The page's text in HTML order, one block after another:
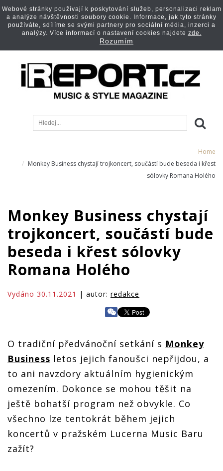
Home
Monkey Business chystají trojkoncert, součástí bude beseda i křest
sólovky Romana Holého
Monkey Business chystají
trojkoncert, součástí bude
beseda i křest sólovky
Romana Holého
Vydáno 30.11.2021 | autor: redakce
O tradiční předvánoční setkání s Monkey
Business letos jejich fanoušci nepřijdou, a
to ani navzdory aktuálním hygienickým
omezením. Dokonce se mohou těšit na
ještě bohatší program než obvykle. Co
všechno lze tentokrát během jejich
koncertů v pražském Lucerna Music Baru
zažít?
Webové stránky používají k poskytování služeb, personalizaci reklam
a analýze návštěvnosti soubory cookie. Informace, jak tyto stránky
používáte, sdílíme se svými partnery pro sociální média, inzerci a
analýzy. Více informací o nastavení cookies najdete zde.
Rozumím